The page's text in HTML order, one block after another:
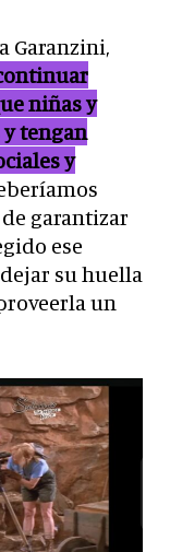
Garanzini,
niñas y
tengan
y
garantizar
ese
su huella
un